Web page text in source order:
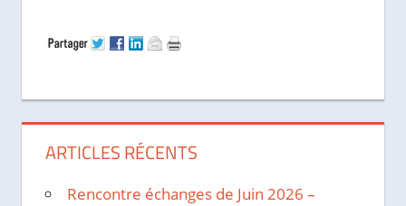
ARTICLES RÉCENTS
Rencontre échanges de Juin 2026 –